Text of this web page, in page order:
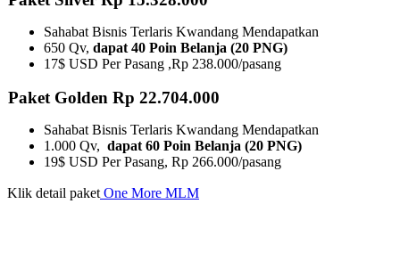
Sahabat Bisnis Terlaris Kwandang Mendapatkan
650 Qv, dapat 40 Poin Belanja (20 PNG)
17$ USD Per Pasang ,Rp 238.000/pasang
Paket Golden Rp 22.704.000
Sahabat Bisnis Terlaris Kwandang Mendapatkan
1.000 Qv, dapat 60 Poin Belanja (20 PNG)
19$ USD Per Pasang, Rp 266.000/pasang
Klik detail paket One More MLM